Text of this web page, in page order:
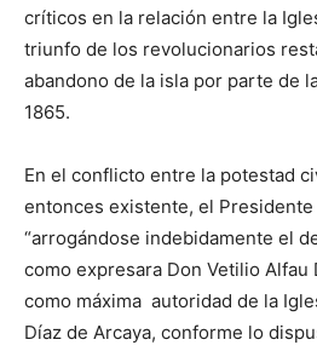
críticos en la relación entre la
triunfo de los revolucionarios
abandono de la isla por par­te de
1865.
En el conflicto entre la potestad
entonces existente, el
“arrogándose indebidamente el
como expresara Don Vetilio Alfau
como máxima autoridad de la
Díaz de Arcaya, conforme lo